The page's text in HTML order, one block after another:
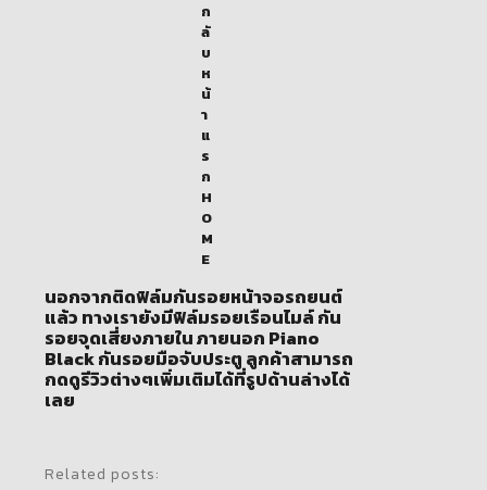
ก
ลั
บ
ห
น้
า
แ
ร
ก
H
O
M
E
นอกจากติดฟิล์มกันรอยหน้าจอรถยนต์
แล้ว ทางเรายังมีฟิล์มรอยเรือนไมล์ กัน
รอยจุดเสี่ยงภายใน ภายนอก Piano
Black กันรอยมือจับประตู ลูกค้าสามารถ
กดดูรีวิวต่างๆเพิ่มเติมได้ที่รูปด้านล่างได้
เลย
Related posts: